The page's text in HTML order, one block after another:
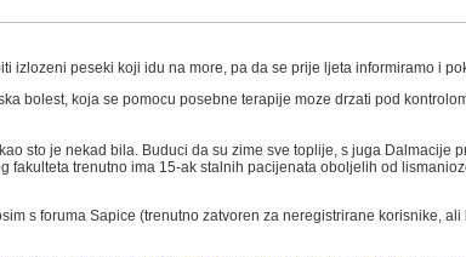
izlozeni peseki koji idu na more, pa da se prije ljeta informiramo i
bolest, koja se pomocu posebne terapije moze drzati pod
sto je nekad bila. Buduci da su zime sve toplije, s juga
fakulteta trenutno ima 15-ak stalnih pacijenata oboljelih od
s foruma Sapice (trenutno zatvoren za neregistrirane korisnike,